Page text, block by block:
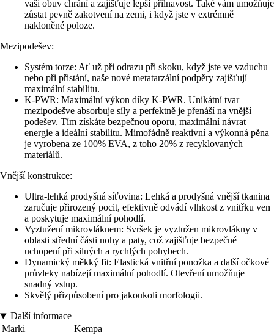
vaši obuv chrání a zajišťuje lepší přilnavost. Také vám umožňuje
zůstat pevně zakotvení na zemi, i když jste v extrémně
nakloněné poloze.
Mezipodešev:
Systém torze: Ať už při odrazu při skoku, když jste ve vzduchu
nebo při přistání, naše nové metatarzální podpěry zajišťují
maximální stabilitu.
K-PWR: Maximální výkon díky K-PWR. Unikátní tvar
mezipodešve absorbuje síly a perfektně je přenáší na vnější
podešev. Tím získáte bezpečnou oporu, maximální návrat
energie a ideální stabilitu. Mimořádně reaktivní a výkonná pěna
je vyrobena ze 100% EVA, z toho 20% z recyklovaných
materiálů.
Vnější konstrukce:
Ultra-lehká prodyšná síťovina: Lehká a prodyšná vnější tkanina
zaručuje přirozený pocit, efektivně odvádí vlhkost z vnitřku ven
a poskytuje maximální pohodlí.
Vyztužení mikrovláknem: Svršek je vyztužen mikrovlákny v
oblasti střední části nohy a paty, což zajišťuje bezpečné
uchopení při silných a rychlých pohybech.
Dynamický měkký fit: Elastická vnitřní ponožka a další očkové
průvleky nabízejí maximální pohodlí. Otevření umožňuje
snadný vstup.
Skvělý přizpůsobení pro jakoukoli morfologii.
Další informace
Marki
Kempa